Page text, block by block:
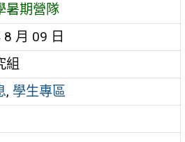
暑期營隊
月 09 日
組
, 學生專區